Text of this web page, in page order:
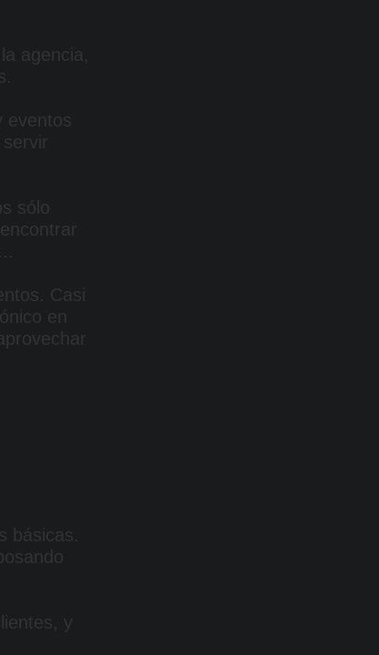
agencia,
eventos
sólo
...
Casi
en
básicas.
y